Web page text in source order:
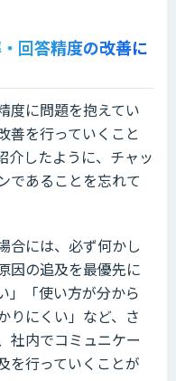
回答精度の改善に
度に問題を抱えてい
善を行っていくこと
介したように、チャッ
であることを忘れて
合には、必ず何かし
因の追及を最優先に
」「使い方が分から
りにくい」など、さ
社内でコミュニケー
を行っていくことが